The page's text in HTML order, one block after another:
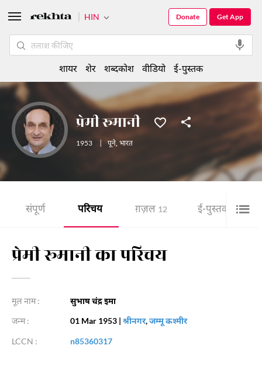
प्रेमी रूमानी
1953 पूने, भारत
संपूर्ण परिचय ग़ज़ल 12 ई-पुस्तक 18
प्रेमी रूमानी का परिचय
मूल नाम : सुभाष चंद्र इमा
जन्म : 01 Mar 1953 | श्रीनगर,जम्मू कश्मीर
LCCN : n85360317
HIN Get App
Donate
शायर शेर शब्दकोश वीडियो ई-पुस्तक